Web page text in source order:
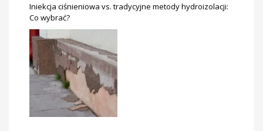
Iniekcja ciśnieniowa vs. tradycyjne metody hydroizolacji:
Co wybrać?